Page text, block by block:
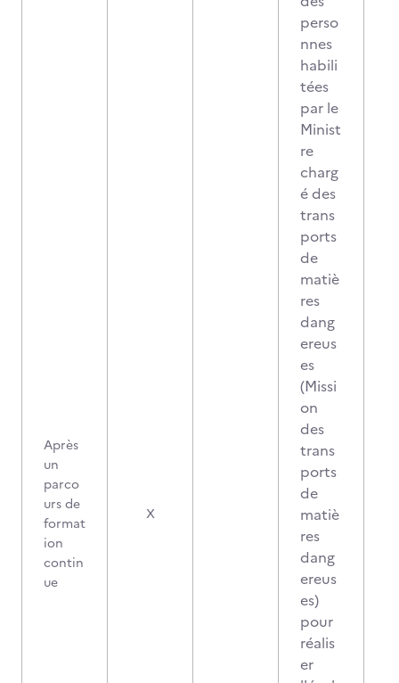
Après
un
parco
urs de
format
ion
contin
ue
X
perso
nnes
habili
tées
par le
Minist
re
charg
é des
trans
ports
de
matiè
res
dang
ereus
es
(Missi
on
des
trans
ports
de
matiè
res
dang
ereus
es)
pour
réalis
er